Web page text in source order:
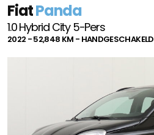
FiatPanda
1.0 Hybrid City 5-Pers
2022 - 52,848 KM - HANDGESCHAKELD